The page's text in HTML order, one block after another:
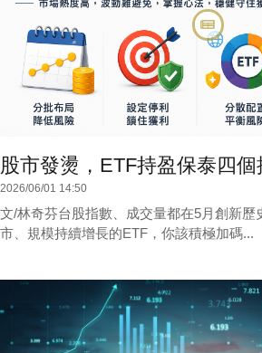
股市發燙，ETF持盈保泰四
2026/06/01 14:50
文/林奇芬台股指數、成交量都在5月創新歷
市、規模持續增長的ETF，你該積極加碼...